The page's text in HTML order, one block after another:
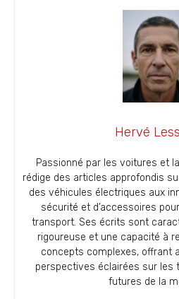
Hervé
Passionné par les voitures et
rédige des articles approfondis
des véhicules électriques aux
sécurité et d’accessoires
transport. Ses écrits sont
rigoureuse et une capacité à
concepts complexes, offrant
perspectives éclairées sur les
futures de la